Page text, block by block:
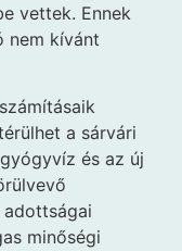
vettek. Ennek
nem kívánt
a sárvári
és az új
minőségi